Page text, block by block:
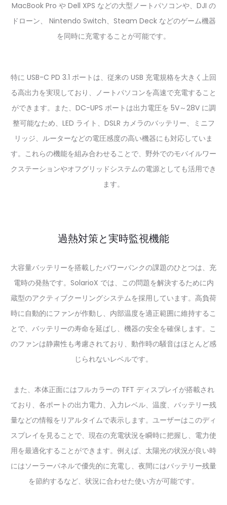
MacBook Pro や Dell XPS などの大型ノートパソコンや、DJI の
ドローン、 Nintendo Switch、Steam Deck などのゲーム機器
を同時に充電することが可能です。
特に USB-C PD 3.1 ポートは、従来の USB 充電規格を大きく上回
る高出力を実現しており、ノートパソコンを高速で充電すること
ができます。また、DC-UPS ポートは出力電圧を 5V～28V に調
整可能なため、LED ライト、DSLR カメラのバッテリー、ミニフ
リッジ、ルーターなどの電圧感度の高い機器にも対応していま
す。これらの機能を組み合わせることで、野外でのモバイルワー
クステーションやオフグリッドシステムの電源としても活用でき
ます。
過熱対策と実時監視機能
大容量バッテリーを搭載したパワーバンクの課題のひとつは、充
電時の発熱です。SolarioX では、この問題を解決するために内
蔵型のアクティブクーリングシステムを採用しています。高負荷
時に自動的にファンが作動し、内部温度を適正範囲に維持するこ
とで、バッテリーの寿命を延ばし、機器の安全を確保します。こ
のファンは静粛性も考慮されており、動作時の騒音はほとんど感
じられないレベルです。
また、本体正面にはフルカラーの TFT ディスプレイが搭載され
ており、各ポートの出力電力、入力レベル、温度、バッテリー残
量などの情報をリアルタイムで表示します。ユーザーはこのディ
スプレイを見ることで、現在の充電状況を瞬時に把握し、電力使
用を最適化することができます。例えば、太陽光の状況が良い時
にはソーラーパネルで優先的に充電し、夜間にはバッテリー残量
を節約するなど、状況に合わせた使い方が可能です。